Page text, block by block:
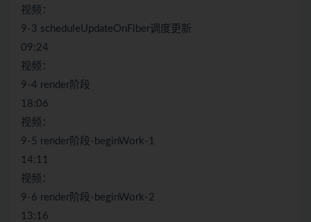
视频：
9-3 scheduleUpdateOnFiber调度更新
09:24
视频：
9-4 render阶段
18:06
视频：
9-5 render阶段-beginWork-1
14:11
视频：
9-6 render阶段-beginWork-2
13:16